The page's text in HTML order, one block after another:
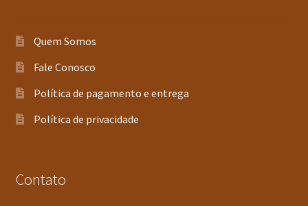
Quem Somos
Fale Conosco
Política de pagamento e entrega
Política de privacidade
Contato